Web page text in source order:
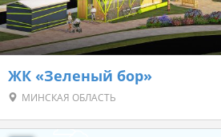
ЖК «Зеленый бор»
МИНСКАЯ ОБЛАСТЬ